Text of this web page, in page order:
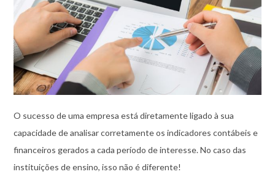
O sucesso de uma empresa está diretamente ligado à sua
capacidade de analisar corretamente os indicadores contábeis e
financeiros gerados a cada período de interesse. No caso das
instituições de ensino, isso não é diferente!